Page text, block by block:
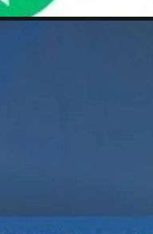
과 CS2에서의 두
이오프를 이끈 Boombl4
고 CS2 커리어와 스킨 문